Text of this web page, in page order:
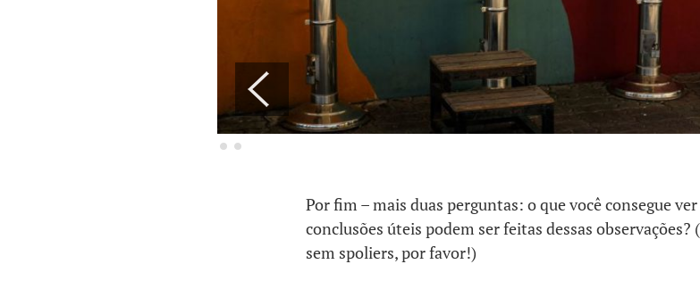
Por fim – mais duas perguntas: o que você consegue
conclusões úteis podem ser feitas dessas observações?
sem spoliers, por favor!)